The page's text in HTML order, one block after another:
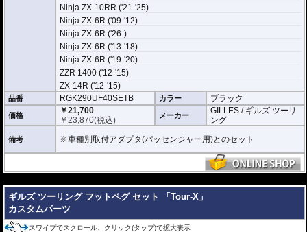
Ninja ZX-10RR ('21-'25)
Ninja ZX-6R ('09-'12)
Ninja ZX-6R ('26-)
Ninja ZX-6R ('13-'18)
Ninja ZX-6R ('19-'20)
ZZR 1400 ('12-'15)
ZX-14R ('12-'15)
品番 RGK290UF40SETB カラー ブラック
価格
￥21,700
￥23,870(税込) メーカー
GILLES / ギルズ ツーリ
ング
備考 ※車種別取付アダプタ(パッセンジャー用)とのセット
ギルズ ツーリング フットペグ セット 「Tour-X」
カスタムパーツ
スワイプでスクロール、クリック(タップ)で拡大表示